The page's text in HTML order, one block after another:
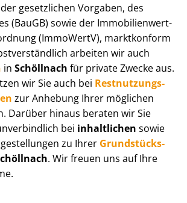
gesetzlichen Vorgaben, des
(BauGB) sowie der Im­mo­bi­li­en­wert­
(ImmoWertV), marktkonform
arbeiten wir auch
in Schöllnach für private Zwecke aus.
wir Sie auch bei Rest­nut­zungs­
zur Anhebung Ihrer möglichen
Darüber hinaus beraten wir Sie
bei inhaltlichen sowie
zu Ihrer Grund­stücks­
. Wir freuen uns auf Ihre